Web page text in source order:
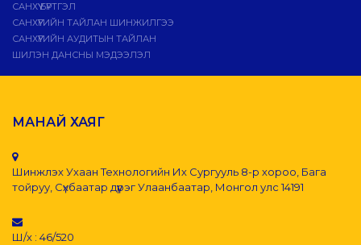
САНХҮҮ БҮРТГЭЛ
САНХҮҮГИЙН ТАЙЛАН ШИНЖИЛГЭЭ
САНХҮҮГИЙН АУДИТЫН ТАЙЛАН
ШИЛЭН ДАНСНЫ МЭДЭЭЛЭЛ
МАНАЙ ХАЯГ
Шинжлэх Ухаан Технологийн Их Сургууль 8-р хороо, Бага
тойруу, Сүхбаатар дүүрэг Улаанбаатар, Монгол улс 14191
Ш/х : 46/520